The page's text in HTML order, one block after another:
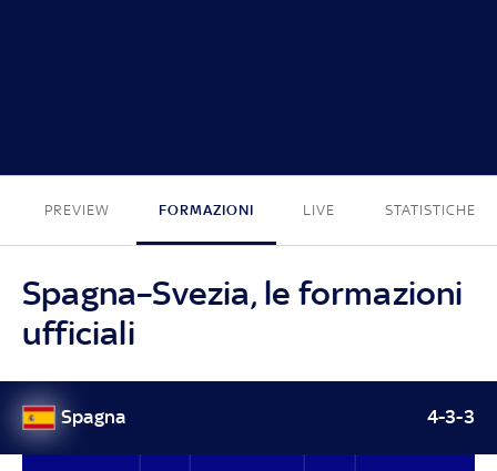
PREVIEW FORMAZIONI LIVE STATISTICHE
Spagna–Svezia, le formazioni
ufficiali
Spagna 4-3-3